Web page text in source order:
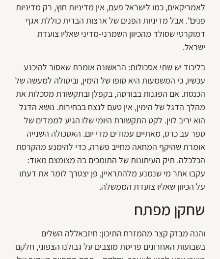
לאמריקאים, כמו לישראל פעם, אין מדיניות חוץ, רק מדיניות
פנים". אבל מדיניות הפנים של ארצות הברית כוללת אגף
דמוקרטי שסולד מהכיוון השמרני-מדיני שאליו צועדת
ישראל.
בליכוד יש שתי אסכולות: הראשונה אומרת שאסור להיכנע
עכשיו, כי המשמעות היא סופו של הימין, וביטולה למעשה של
הכנסת. אם הפגנות בבורסה, בקפלן ובתקשורת מסכלות את
מהלך הדגל של הימין, אין טעם לנצח בבחירות. נושא הדגל
הוא יריב לוין. לקט התקשורת היומי שלו הגיע לממדים של
ספר עב כרס, מאתיים עמודים מדי יום. האסכולה השנייה
אומרת שהיקף המחאה מחייב פשרה, כדי להימנע מהקרסת
הכלכלה. תיק העיתונות של התומכים בה מצומצם מאוד:
עקבו אחר מי שנמנע מלהתראיין, פן יצטרך לומר את דעתו
על הכיוון שאליו צועדת הממשלה.
שחקן מפתח
והנה מבזק קצר מהמזרח התיכון: חיזבאללה השלים
בשבועות האחרונים פריסת מוצבים על גבולנו הצפוני, חלקם